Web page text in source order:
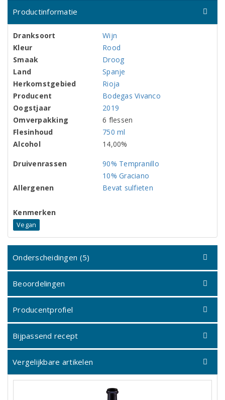
Productinformatie
Dranksoort
Wijn
Kleur
Rood
Smaak
Droog
Land
Spanje
Herkomstgebied
Rioja
Producent
Bodegas Vivanco
Oogstjaar
2019
Omverpakking
6 flessen
Flesinhoud
750 ml
Alcohol
14,00%
Druivenrassen
90% Tempranillo
10% Graciano
Allergenen
Bevat sulfieten
Kenmerken
Vegan
Onderscheidingen (5)
Beoordelingen
Producentprofiel
Bijpassend recept
Vergelijkbare artikelen